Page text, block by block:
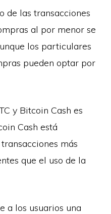
de las transacciones
al por menor se
los particulares
pueden optar por
y Bitcoin Cash es
Cash está
más
que el uso de la
a los usuarios una